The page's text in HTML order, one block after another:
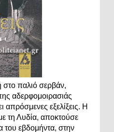
στο παλιό σερβάν,
αδερφομοιρασιάς
απρόσμενες εξελίξεις. Η
τη Λυδία, αποκτούσε
του εβδομήντα, στην